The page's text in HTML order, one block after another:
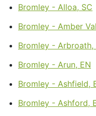
Bromley - Alloa, SC
Bromley - Amber
Bromley - Arbroath,
Bromley - Arun, EN
Bromley - Ashfield,
Bromley - Ashford,